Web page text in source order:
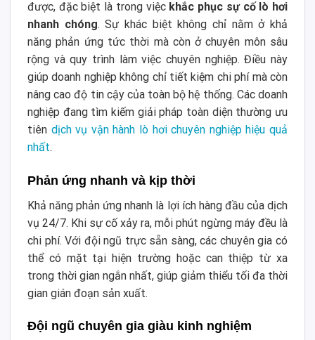
được, đặc biệt là trong việc khắc phục sự cố lò hơi
nhanh chóng. Sự khác biệt không chỉ nằm ở khả
năng phản ứng tức thời mà còn ở chuyên môn sâu
rộng và quy trình làm việc chuyên nghiệp. Điều này
giúp doanh nghiệp không chỉ tiết kiệm chi phí mà còn
nâng cao độ tin cậy của toàn bộ hệ thống. Các doanh
nghiệp đang tìm kiếm giải pháp toàn diện thường ưu
tiên dịch vụ vận hành lò hơi chuyên nghiệp hiệu quả
nhất.
Phản ứng nhanh và kịp thời
Khả năng phản ứng nhanh là lợi ích hàng đầu của dịch
vụ 24/7. Khi sự cố xảy ra, mỗi phút ngừng máy đều là
chi phí. Với đội ngũ trực sẵn sàng, các chuyên gia có
thể có mặt tại hiện trường hoặc can thiệp từ xa
trong thời gian ngắn nhất, giúp giảm thiểu tối đa thời
gian gián đoạn sản xuất.
Đội ngũ chuyên gia giàu kinh nghiệm